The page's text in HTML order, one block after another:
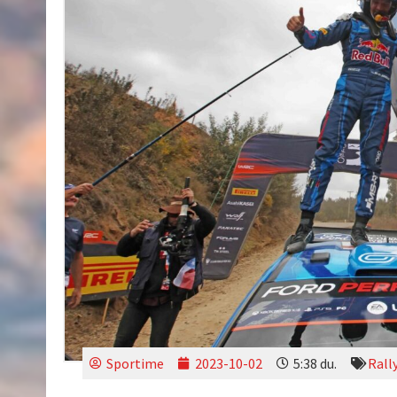
Sportime 2023-10-02 5:38 du.